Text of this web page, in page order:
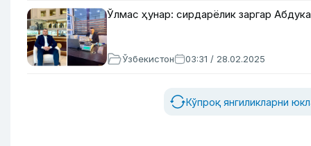
Ўлмас ҳунар: сирдарёлик заргар
Ўзбекистон 03:31 / 28.02.2025
Кўпроқ янгиликларни